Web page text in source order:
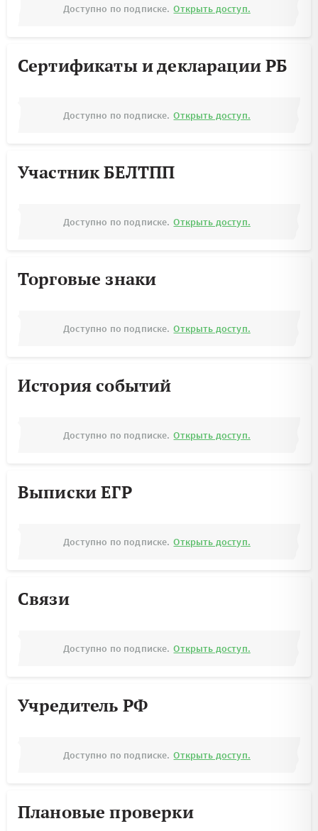
Доступно по подписке. Открыть доступ.
Сертификаты и декларации РБ
Доступно по подписке. Открыть доступ.
Участник БЕЛТПП
Доступно по подписке. Открыть доступ.
Торговые знаки
Доступно по подписке. Открыть доступ.
История событий
Доступно по подписке. Открыть доступ.
Выписки ЕГР
Доступно по подписке. Открыть доступ.
Связи
Доступно по подписке. Открыть доступ.
Учредитель РФ
Доступно по подписке. Открыть доступ.
Плановые проверки